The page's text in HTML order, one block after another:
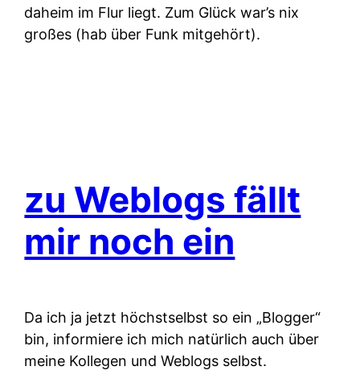
daheim im Flur liegt. Zum Glück war’s nix
großes (hab über Funk mitgehört).
zu Weblogs fällt
mir noch ein
Da ich ja jetzt höchstselbst so ein „Blogger“
bin, informiere ich mich natürlich auch über
meine Kollegen und Weblogs selbst.